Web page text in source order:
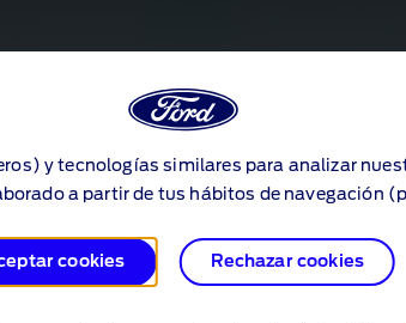
y tecnologías similares para analizar
a partir de tus hábitos de navegación
cookies Rechazar cookies